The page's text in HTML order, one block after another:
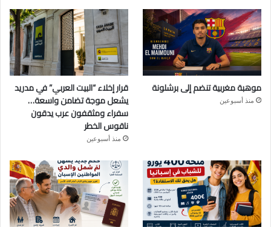
موهبة مغربية تنضم إلى برشلونة
منذ أسبوعين
قرار إخلاء “البيت العربي” في مدريد
يشعل موجة تضامن واسعة…
سفراء ومثقفون عرب يدقون
ناقوس الخطر
منذ أسبوعين